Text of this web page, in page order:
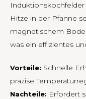
Hitze in der Pfanne
magnetischem
was ein effizientes
Vorteile: Schnelle
präzise
Nachteile: Erfordert